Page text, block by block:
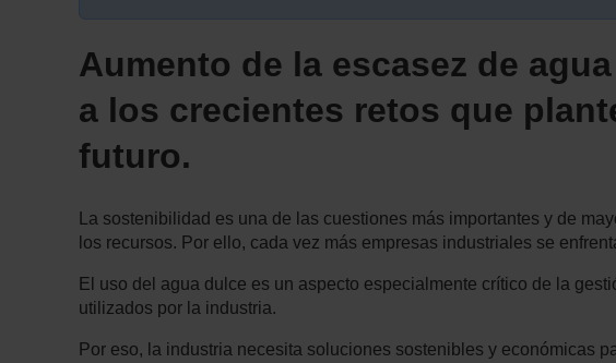
Aumento de la escasez de
a los crecientes retos que
futuro.
La sostenibilidad es una de las cuestiones más importantes y de
los recursos. Por ello, cada vez más empresas industriales se
El uso del agua dulce es un aspecto especialmente crítico de la
utilizados por la industria.
Por eso, la industria necesita soluciones sostenibles y económicas